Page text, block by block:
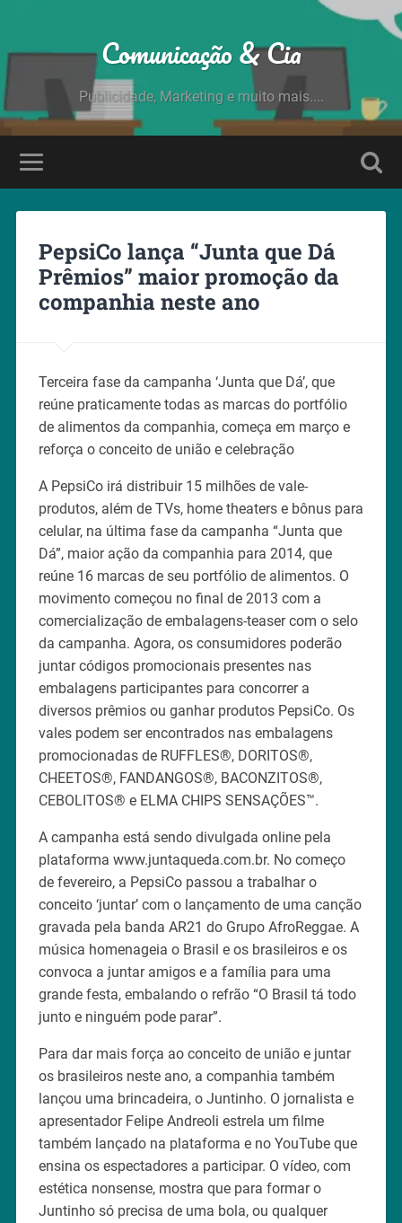
Comunicação & Cia
Publicidade, Marketing e muito mais....
PepsiCo lança “Junta que Dá
Prêmios” maior promoção da
companhia neste ano
Terceira fase da campanha ‘Junta que Dá’, que
reúne praticamente todas as marcas do portfólio
de alimentos da companhia, começa em março e
reforça o conceito de união e celebração
A PepsiCo irá distribuir 15 milhões de vale-
produtos, além de TVs, home theaters e bônus para
celular, na última fase da campanha “Junta que
Dá”, maior ação da companhia para 2014, que
reúne 16 marcas de seu portfólio de alimentos. O
movimento começou no final de 2013 com a
comercialização de embalagens-teaser com o selo
da campanha. Agora, os consumidores poderão
juntar códigos promocionais presentes nas
embalagens participantes para concorrer a
diversos prêmios ou ganhar produtos PepsiCo. Os
vales podem ser encontrados nas embalagens
promocionadas de RUFFLES®, DORITOS®,
CHEETOS®, FANDANGOS®, BACONZITOS®,
CEBOLITOS® e ELMA CHIPS SENSAÇÕES™.
A campanha está sendo divulgada online pela
plataforma www.juntaqueda.com.br. No começo
de fevereiro, a PepsiCo passou a trabalhar o
conceito ‘juntar’ com o lançamento de uma canção
gravada pela banda AR21 do Grupo AfroReggae. A
música homenageia o Brasil e os brasileiros e os
convoca a juntar amigos e a família para uma
grande festa, embalando o refrão “O Brasil tá todo
junto e ninguém pode parar”.
Para dar mais força ao conceito de união e juntar
os brasileiros neste ano, a companhia também
lançou uma brincadeira, o Juntinho. O jornalista e
apresentador Felipe Andreoli estrela um filme
também lançado na plataforma e no YouTube que
ensina os espectadores a participar. O vídeo, com
estética nonsense, mostra que para formar o
Juntinho só precisa de uma bola, ou qualquer